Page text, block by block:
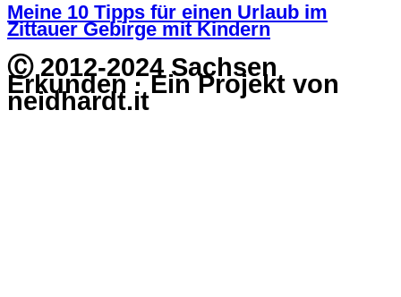
Meine 10 Tipps für einen Urlaub im
Zittauer Gebirge mit Kindern
Ⓒ 2012-2024 Sachsen
Erkunden · Ein Projekt von
neidhardt.it